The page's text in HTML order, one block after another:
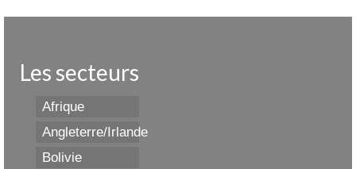
Les secteurs
Afrique
Angleterre/Irlande
Bolivie